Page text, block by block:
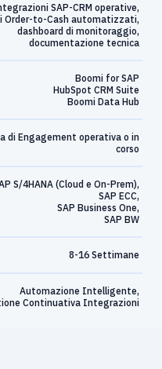
SAP-CRM operative,
Order-to-Cash automatizzati,
dashboard di monitoraggio,
documentazione tecnica
Boomi for SAP
HubSpot CRM Suite
Boomi Data Hub
di Engagement operativa o in
corso
S/4HANA (Cloud e On-Prem),
SAP ECC,
SAP Business One,
SAP BW
8-16 Settimane
Automazione Intelligente,
Continuativa Integrazioni